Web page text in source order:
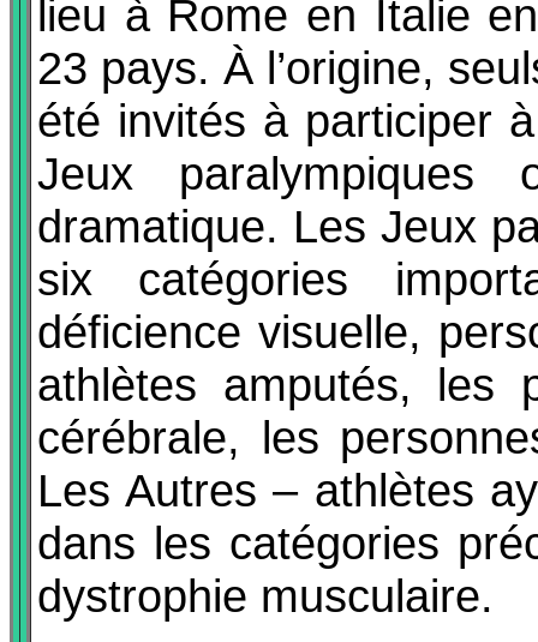
lieu à Rome en Italie
23 pays. À l’origine,
été invités à participer
Jeux
dramatique. Les Jeux
six catégories
déficience visuelle,
athlètes amputés, les
cérébrale, les
Les Autres – athlètes
dans les catégories
dystrophie musculaire.